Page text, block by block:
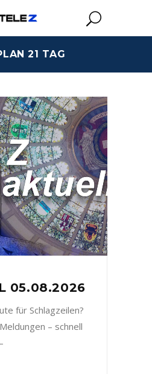
21 TAG
05.08.2026
für Schlagzeilen?
– schnell